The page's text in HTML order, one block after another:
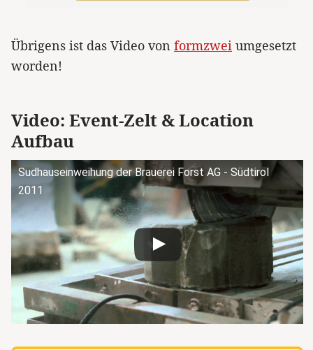
Übrigens ist das Video von formzwei umgesetzt
worden!
Video: Event-Zelt & Location
Aufbau
Sudhauseinweihung der Brauerei Forst AG - Südtirol
2011